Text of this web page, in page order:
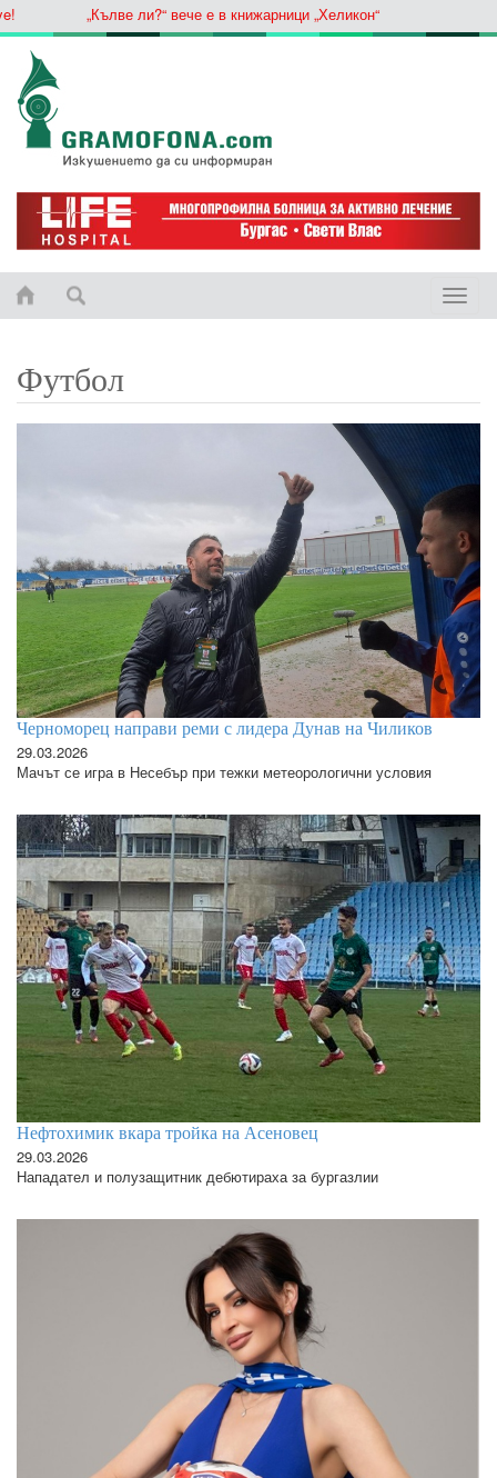
„Кълве ли?“ вече е в книжарници „Хеликон“
Toggle
Футбол
Черноморец направи реми с лидера Дунав на Чиликов
29.03.2026
Мачът се игра в Несебър при тежки метеорологични условия
Нефтохимик вкара тройка на Асеновец
29.03.2026
Нападател и полузащитник дебютираха за бургазлии